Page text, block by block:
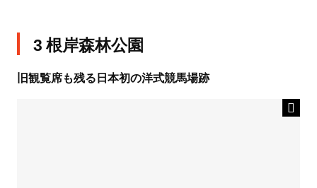
3 根岸森林公園
旧観覧席も残る日本初の洋式競馬場跡